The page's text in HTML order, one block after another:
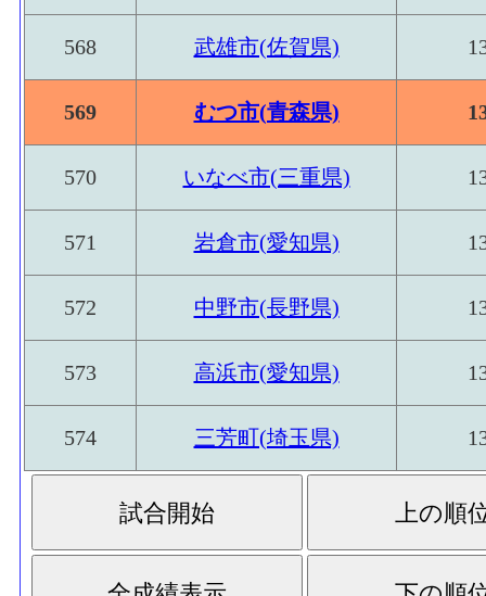
568 武雄市(佐賀県)
569 むつ市(青森県)
570 いなべ市(三重県)
571 岩倉市(愛知県)
572 中野市(長野県)
573 高浜市(愛知県)
574 三芳町(埼玉県)